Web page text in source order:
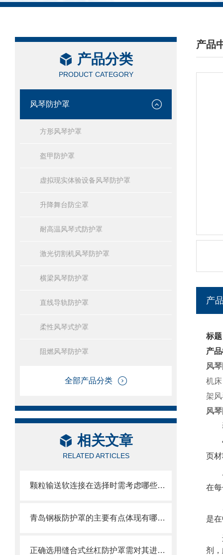
产品分类
PRODUCT CATEGORY
风琴防护罩
方形风琴护罩
盔甲防护罩
虚拟现实体验设备风琴防护罩
升降舞台防尘罩
耐高温风琴式防护罩
激光切割机风琴防护罩
横梁风琴防护罩
直线导轨防护罩
柔性风琴式护罩
阻燃风琴防护罩
全部产品分类
相关文章
RELATED ARTICLES
颗粒输送软连接在选择时需考虑哪些因素？
青岛钢板防护罩的主要有点体现有哪些方面？
正确选用缝合式丝杠防护罩需对其进行风险评估
产品
/
产
标
产
风
机
架
风
页
在
是
剂